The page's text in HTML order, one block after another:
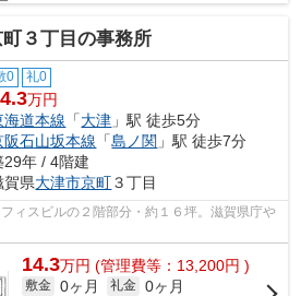
３丁目の事務所
0 礼0
万円
海道本線 「大津 」駅 徒歩5分
阪石山坂本線 「島ノ関 」駅 徒歩7分
29年 / 4階建
賀県大津市京町３丁目
ィスビルの２階部分・約１６坪。滋賀県庁や
14.3万円 (管理費等：13,200円 )
敷金 0ヶ月 礼金 0ヶ月